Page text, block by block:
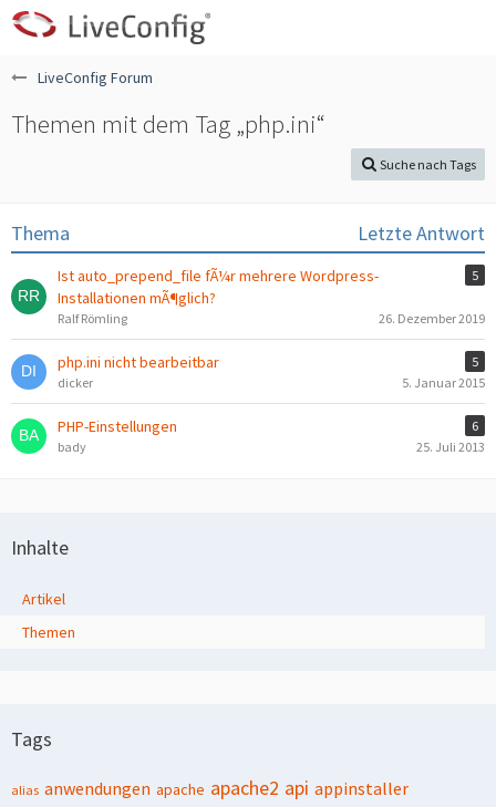
LiveConfig Forum
Themen mit dem Tag „php.ini“
Suche nach Tags
Thema Letzte Antwort
Ist auto_prepend_file fÃ¼r mehrere Wordpress-
Installationen mÃ¶glich?
5
Ralf Römling 26. Dezember 2019
php.ini nicht bearbeitbar
5
dicker
5. Januar 2015
PHP-Einstellungen
6
bady
25. Juli 2013
Inhalte
Artikel
Themen
Tags
alias anwendungen apache apache2 api appinstaller